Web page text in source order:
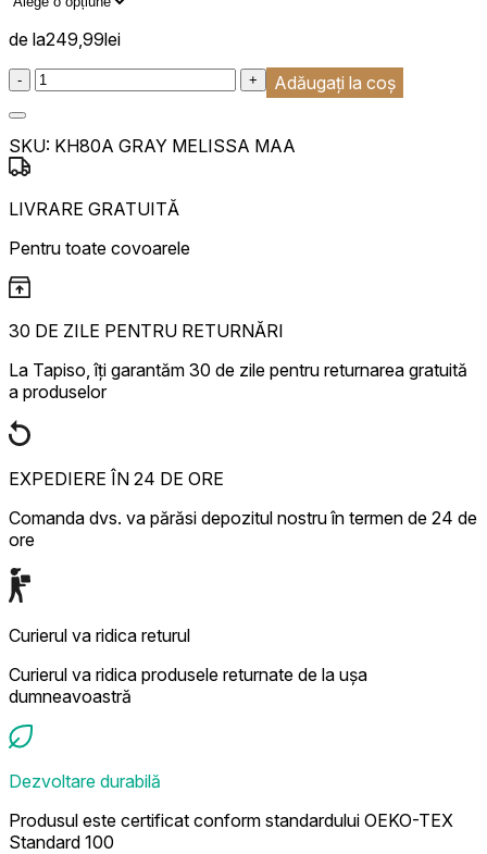
de la249,99lei
:product_name quantity
- + Adăugați la coș
SKU: KH80A GRAY MELISSA MAA
LIVRARE GRATUITĂ
Pentru toate covoarele
30 DE ZILE PENTRU RETURNĂRI
La Tapiso, îți garantăm 30 de zile pentru returnarea gratuită
a produselor
EXPEDIERE ÎN 24 DE ORE
Comanda dvs. va părăsi depozitul nostru în termen de 24 de
ore
Curierul va ridica returul
Curierul va ridica produsele returnate de la ușa
dumneavoastră
Dezvoltare durabilă
Produsul este certificat conform standardului OEKO-TEX
Standard 100